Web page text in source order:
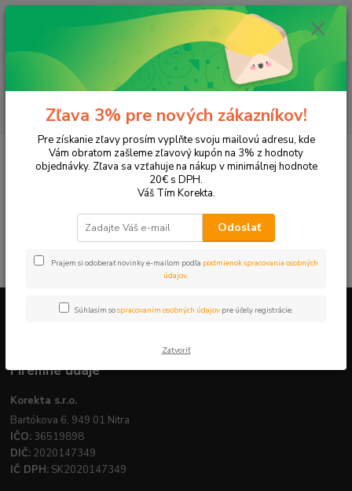
Hľadať
ks
za 0,00 EUR
Tonery a náplne do tlačiarní XEROX Phaser 3122
V tejto kategórii nebol nájdený žiadny tovar.
Firemné údaje
Korekta s.r.o.
Bartókova 6, 949 01 Nitra
IČO: 36519898
DIČ: 2020147349
IČ DPH: SK2020147349
Zľava 3% pre nových zákazníkov!
Pre získanie zľavy prosím vyplňte svoju mailovú adresu, kde
Vám obratom zašleme zľavový kupón na 3% z hodnoty
objednávky. Zľava sa vzťahuje na nákup v minimálnej hodnote
20€ s DPH.
Váš Tím Korekta.
Odoslať
Prajem si odoberať novinky e-mailom podľa podmienok spracovania osobných
údajov.
Súhlasím sospracovaním osobných údajov pre účely registrácie.
Zatvoriť